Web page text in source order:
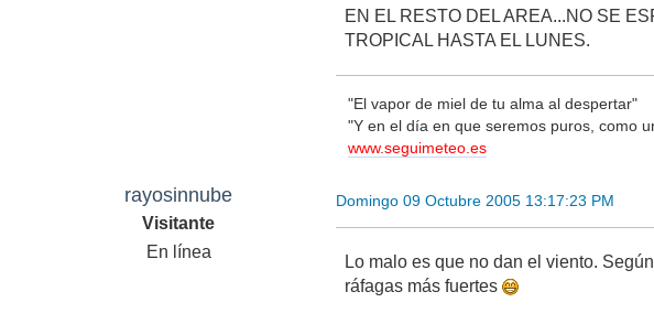
EN EL RESTO DEL AREA...NO SE
TROPICAL HASTA EL LUNES.
"El vapor de miel de tu alma al despertar"
"Y en el día en que seremos puros, como
www.seguimeteo.es
rayosinnube
Visitante
En línea
Domingo 09 Octubre 2005 13:17:23 PM
Lo malo es que no dan el viento.
ráfagas más fuertes